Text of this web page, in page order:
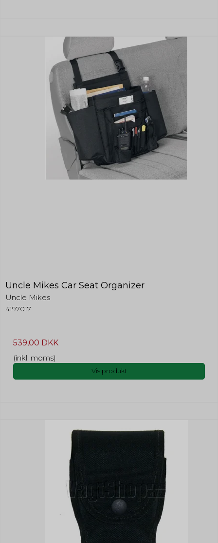
Uncle Mikes Car Seat Organizer
Uncle Mikes
4197017
539,00 DKK
(inkl. moms)
Vis produkt